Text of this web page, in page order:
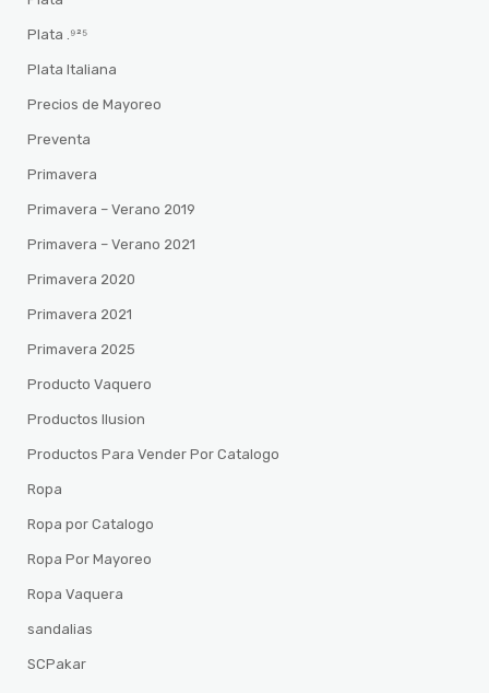
Plata .⁹²⁵
Plata Italiana
Precios de Mayoreo
Preventa
Primavera
Primavera – Verano 2019
Primavera – Verano 2021
Primavera 2020
Primavera 2021
Primavera 2025
Producto Vaquero
Productos Ilusion
Productos Para Vender Por Catalogo
Ropa
Ropa por Catalogo
Ropa Por Mayoreo
Ropa Vaquera
sandalias
SCPakar